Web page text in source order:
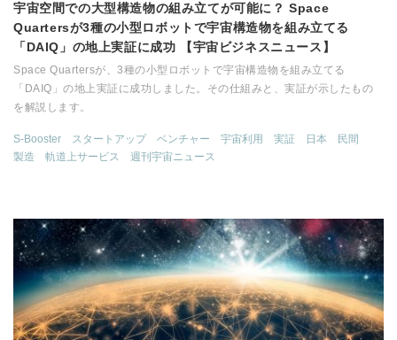
宇宙空間での大型構造物の組み立てが可能に？ Space
Quartersが3種の小型ロボットで宇宙構造物を組み立てる
「DAIQ」の地上実証に成功 【宇宙ビジネスニュース】
Space Quartersが、3種の小型ロボットで宇宙構造物を組み立てる
「DAIQ」の地上実証に成功しました。その仕組みと、実証が示したもの
を解説します。
S-Booster スタートアップ ベンチャー 宇宙利用 実証 日本
民間
製造
軌道上サービス 週刊宇宙ニュース